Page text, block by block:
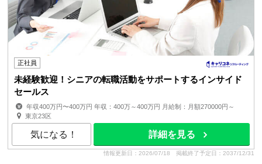
正社員
未経験歓迎！シニアの転職活動をサポートするインサイド
セールス
年収400万円〜400万円 年収：400万～400万円 月給制：月額270000円～
賞与：年1回（7月） 昇給：年2回 ■経験、スキル、年齢を...
東京23区
気になる！ 詳細を見る
情報更新日：2026/07/18 掲載終了予定日：2037/12/31